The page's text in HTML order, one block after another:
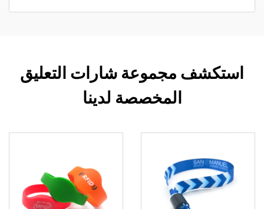
استكشف مجموعة شارات التعليق
المخصصة لدينا